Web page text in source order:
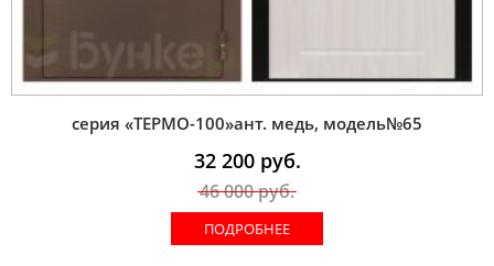
серия «ТЕРМО-100»ант. медь, модель№65
32 200руб.
46 000руб.
ПОДРОБНЕЕ